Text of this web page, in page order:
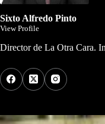
Sixto Alfredo Pinto
View Profile
Director de La Otra Cara.